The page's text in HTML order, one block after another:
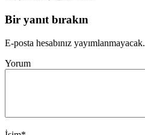
Bir yanıt bırakın
E-posta hesabınız yayımlanmayacak.
Yorum